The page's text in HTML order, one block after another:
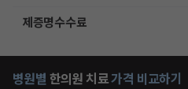
제증명수수료
병원별 한의원 치료가격 비교하기